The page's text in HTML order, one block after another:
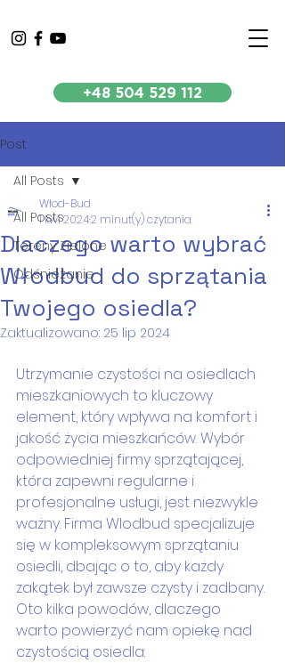
+48 504 529 112
Post
All Posts
Tereny Zielone
Odśnieżanie
All Posts
Dlaczego warto wybrać
Włodbud do sprzątania
Twojego osiedla?
Włod-Bud
1 kwi 20242 minut(y) czytania
Zaktualizowano: 25 lip 2024
Utrzymanie czystości na osiedlach
mieszkaniowych to kluczowy
element, który wpływa na komfort i
jakość życia mieszkańców. Wybór
odpowiedniej firmy sprzątającej,
która zapewni regularne i
profesjonalne usługi, jest niezwykle
ważny. Firma Wlodbud specjalizuje
się w kompleksowym sprzątaniu
osiedli, dbając o to, aby każdy
zakątek był zawsze czysty i zadbany.
Oto kilka powodów, dlaczego
warto powierzyć nam opiekę nad
czystością osiedla: